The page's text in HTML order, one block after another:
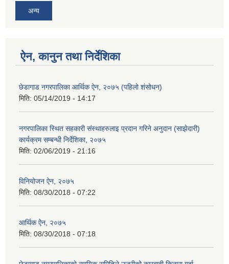
अन्य
ऐन, कानुन तथा निर्देशिका
छेडागाड नगरपालिका आर्थिक ऐन, २०७५ (पहिलो शंसोधन)
मिति: 05/14/2019 - 14:17
नगरपालिका स्थित सहकारी स‍ंस्थाहरुलाइ प्रदान गरिने अनुदान (साझेदारी)
कार्यक्रम सम्बन्धी निर्देशिका, २०७५
मिति: 02/06/2019 - 21:16
विनियोजन ऐन, २०७५
मिति: 08/30/2018 - 07:22
आर्थिक ऐन, २०७५
मिति: 08/30/2018 - 07:18